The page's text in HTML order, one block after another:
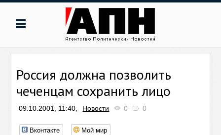
Россия должна позволить
чеченцам сохранить лицо
09.10.2001, 11:40, Новости 0 0
Вконтакте Мой мир